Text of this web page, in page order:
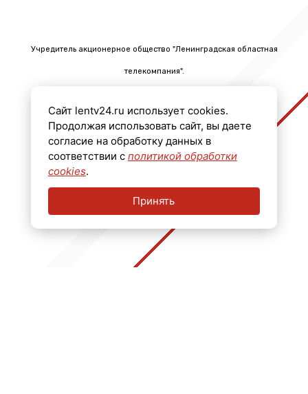
Учредитель акционерное общество "Ленинградская областная
телекомпания".
Телефон: +7 (812) 640-6114
Email: info@lentv24.ru
Размещение рекламы admitriev@lentv24.ru
16+
Сайт lentv24.ru использует cookies.
Продолжая использовать сайт, вы даете
согласие на обработку данных в
соответствии с политикой обработки
cookies.
Принять